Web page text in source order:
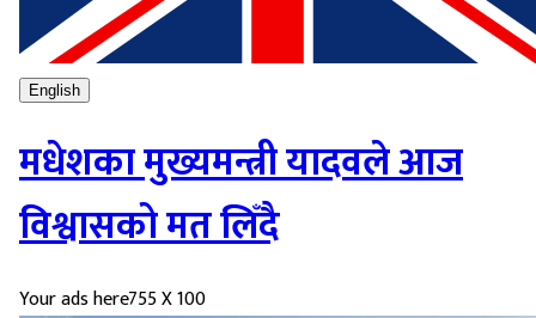
English
मधेशका मुख्यमन्त्री यादवले आज
विश्वासको मत लिँदै
Your ads here755 X 100